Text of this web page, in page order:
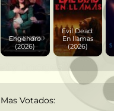
Engendro
(2026)
Evil Dead:
En llamas
(2026)
Mas Votados: